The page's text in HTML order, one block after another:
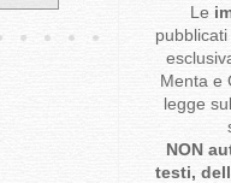
Le
Menta e
legge
NON
testi,